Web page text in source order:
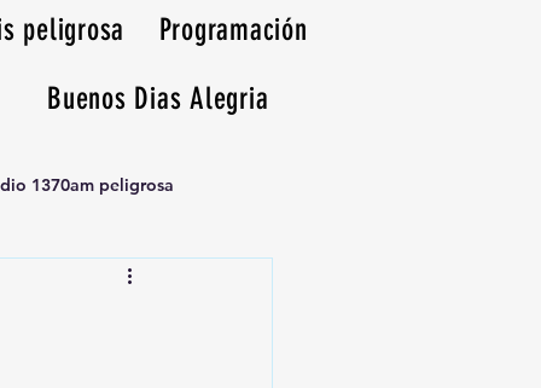
peligrosa
Programación
Buenos Dias Alegria
1370am peligrosa